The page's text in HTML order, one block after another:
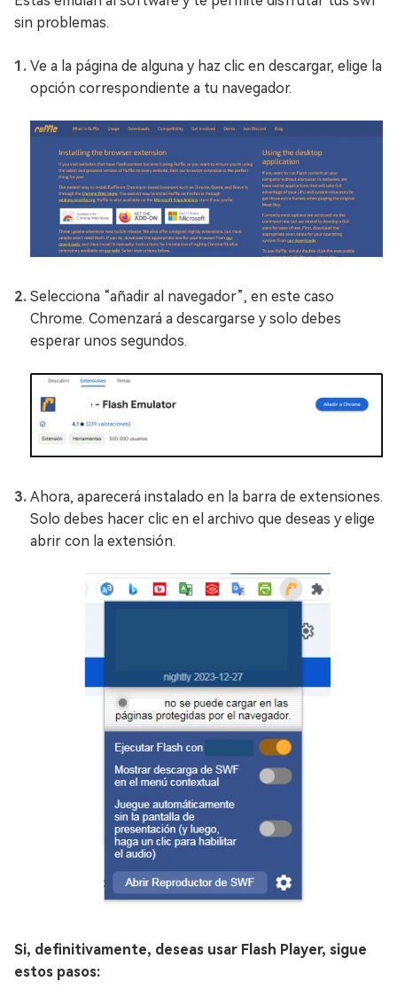
sin problemas.
Ve a la página de alguna y haz clic en descargar, elige la
opción correspondiente a tu navegador.
Selecciona “añadir al navegador”, en este caso
Chrome. Comenzará a descargarse y solo debes
esperar unos segundos.
Ahora, aparecerá instalado en la barra de extensiones.
Solo debes hacer clic en el archivo que deseas y elige
abrir con la extensión.
Si, definitivamente, deseas usar Flash Player, sigue
estos pasos: